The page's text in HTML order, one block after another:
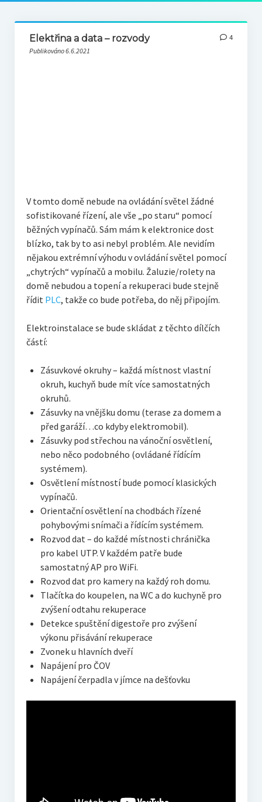
Elektřina a data – rozvody
Publikováno 6.6.2021
4
V tomto domě nebude na ovládání světel žádné
sofistikované řízení, ale vše „po staru“ pomocí
běžných vypínačů. Sám mám k elektronice dost
blízko, tak by to asi nebyl problém. Ale nevidím
nějakou extrémní výhodu v ovládání světel pomocí
„chytrých“ vypínačů a mobilu. Žaluzie/rolety na
domě nebudou a topení a rekuperaci bude stejně
řídit PLC, takže co bude potřeba, do něj připojím.
Elektroinstalace se bude skládat z těchto dílčích
částí:
Zásuvkové okruhy – každá místnost vlastní
okruh, kuchyň bude mít více samostatných
okruhů.
Zásuvky na vnějšku domu (terase za domem a
před garáží…co kdyby elektromobil).
Zásuvky pod střechou na vánoční osvětlení,
nebo něco podobného (ovládané řídícím
systémem).
Osvětlení místností bude pomocí klasických
vypínačů.
Orientační osvětlení na chodbách řízené
pohybovými snímači a řídícím systémem.
Rozvod dat – do každé místnosti chránička
pro kabel UTP. V každém patře bude
samostatný AP pro WiFi.
Rozvod dat pro kamery na každý roh domu.
Tlačítka do koupelen, na WC a do kuchyně pro
zvýšení odtahu rekuperace
Detekce spuštění digestoře pro zvýšení
výkonu přisávání rekuperace
Zvonek u hlavních dveří
Napájení pro ČOV
Napájení čerpadla v jímce na dešťovku